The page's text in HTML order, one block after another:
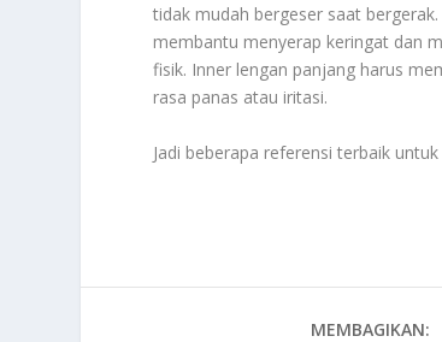
tidak mudah bergeser saat
membantu menyerap keringat dan
fisik. Inner lengan panjang harus
rasa panas atau iritasi.
Jadi beberapa referensi terbaik
MEMBAGIKAN: